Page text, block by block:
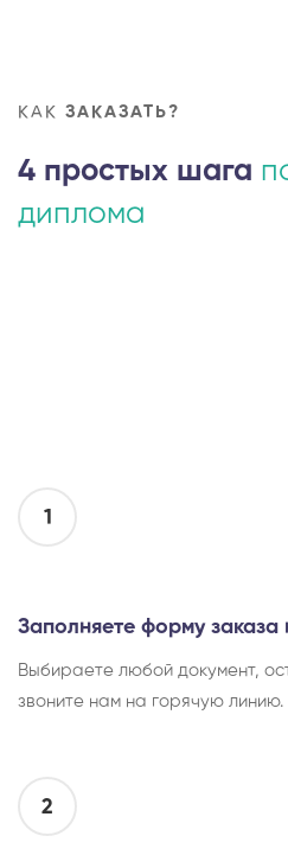
КАК ЗАКАЗАТЬ?
4 простых шага
диплома
1
Заполняете форму
Выбираете любой документ,
звоните нам на горячую линию.
2